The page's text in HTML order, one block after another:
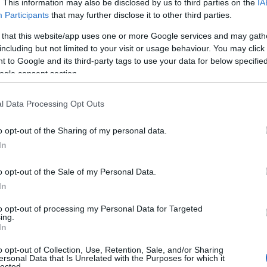
This information may also be disclosed by us to third parties on the
Participants that may further disclose it to other third parties.
that this website/app uses one or more Google services and may
but not limited to your visit or usage behaviour. You may
to Google and its third-party tags to use your data for below
consent section.
Data Processing Opt Outs
opt-out of the Sharing of my personal data.
opt-out of the Sale of my Personal Data.
opt-out of processing my Personal Data for Targeted
opt-out of Collection, Use, Retention, Sale, and/or Sharing
Data that Is Unrelated with the Purposes for which it
κατώτατος μισθός: Τι θα ισχύσει με τις τριετίες –
“Ελληνικό Παράδοξο”: Όταν το πτυχίο
δεδομένα:
1η Απριλίου, ο κατώτατος μισθός στην Ελλάδα
όμως μια τραγική πραγματικότητα για τη
ίδια στιγμή, ένας νέος επιστήμονας, ένας